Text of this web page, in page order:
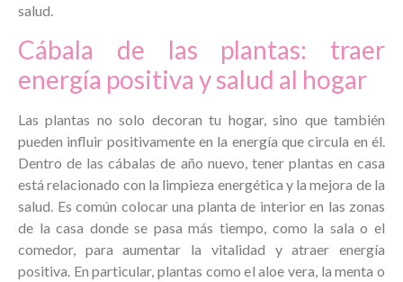
salud.
Cábala de las plantas: traer
energía positiva y salud al hogar
Las plantas no solo decoran tu hogar, sino que también
pueden influir positivamente en la energía que circula en él.
Dentro de las cábalas de año nuevo, tener plantas en casa
está relacionado con la limpieza energética y la mejora de la
salud. Es común colocar una planta de interior en las zonas
de la casa donde se pasa más tiempo, como la sala o el
comedor, para aumentar la vitalidad y atraer energía
positiva. En particular, plantas como el aloe vera, la menta o